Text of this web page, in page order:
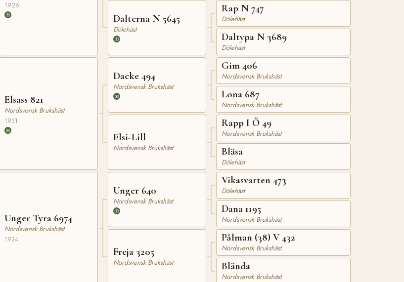
1926
Elsass 821
Nordsvensk Brukshäst
1931
Unger Tyra 6974
Nordsvensk Brukshäst
1934
Dalterna N 5645
Dölehäst
Dacke 494
Nordsvensk Brukshäst
Elsi-Lill
Nordsvensk Brukshäst
Unger 640
Nordsvensk Brukshäst
Freja 3205
Nordsvensk Brukshäst
Rap N 747
Dölehäst
Daltypa N 3689
Dölehäst
Gim 406
Nordsvensk Brukshäst
Lona 687
Nordsvensk Brukshäst
Rapp I Ö 49
Nordsvensk Brukshäst
Bläsa
Dölehäst
Vikasvarten 473
Dölehäst
Dana 1195
Nordsvensk Brukshäst
Pålman (38) V 432
Nordsvensk Brukshäst
Blända
Nordsvensk Brukshäst